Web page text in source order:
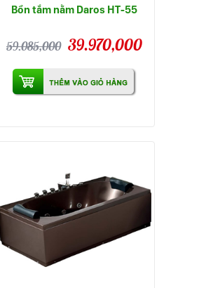
Bồn tắm nằm Daros HT-55
59.085,000 39.970,000